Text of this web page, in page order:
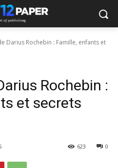
Darius Rochebin : Famille, enfants et
Rochebin :
et secrets
0
623